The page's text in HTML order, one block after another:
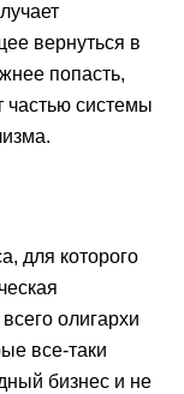
вернуться в
попасть,
частью системы
для которого
олигархи
все-таки
бизнес и не